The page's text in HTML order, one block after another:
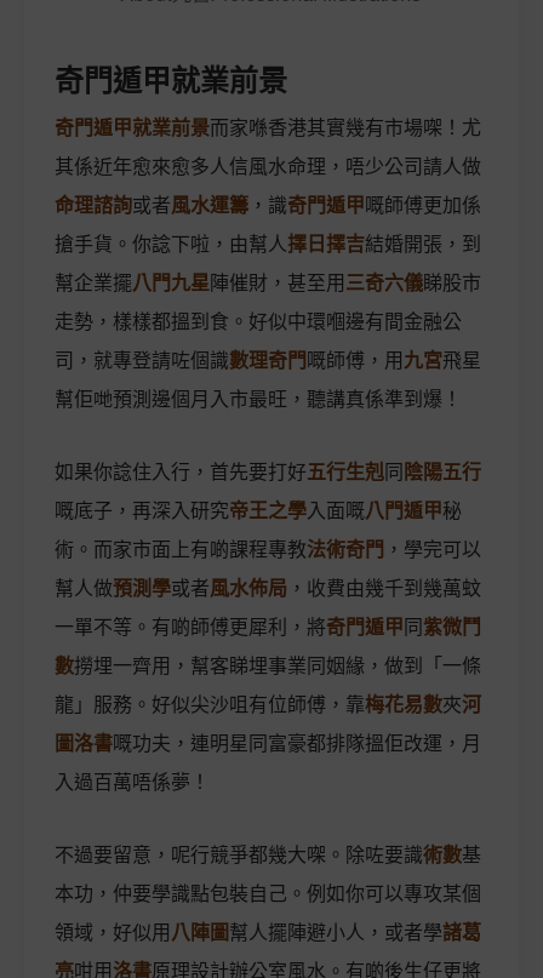
奇門遁甲就業前景
奇門遁甲就業前景而家喺香港其實幾有市場㗎！尤
其係近年愈來愈多人信風水命理，唔少公司請人做
命理諮詢或者風水運籌 ，識奇門遁甲嘅師傅更加係
搶手貨。你諗下啦，由幫人擇日擇吉結婚開張，到
幫企業擺八門九星陣催財，甚至用三奇六儀睇股市
走勢，樣樣都搵到食。好似中環嗰邊有間金融公
司，就專登請咗個識數理奇門嘅師傅，用九宮飛星
幫佢哋預測邊個月入市最旺，聽講真係準到爆！
如果你諗住入行，首先要打好五行生剋同陰陽五行
嘅底子，再深入研究帝王之學入面嘅八門遁甲秘
術。而家市面上有啲課程專教法術奇門 ，學完可以
幫人做預測學或者風水佈局 ，收費由幾千到幾萬蚊
一單不等。有啲師傅更犀利，將奇門遁甲同紫微鬥
數撈埋一齊用，幫客睇埋事業同姻緣，做到「一條
龍」服務。好似尖沙咀有位師傅，靠梅花易數夾河
圖洛書嘅功夫，連明星同富豪都排隊搵佢改運，月
入過百萬唔係夢！
不過要留意，呢行競爭都幾大㗎。除咗要識術數基
本功，仲要學識點包裝自己。例如你可以專攻某個
領域，好似用八陣圖幫人擺陣避小人，或者學諸葛
亮咁用洛書原理設計辦公室風水。有啲後生仔更將